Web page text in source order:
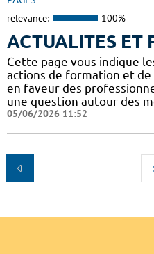
relevance: 100%
ACTUALITES ET
Cette page vous indique
actions de formation et
en faveur des
une question autour des
05/06/2026 11:52